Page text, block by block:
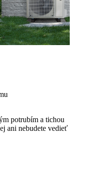
potrubím a tichou
ani nebudete vedieť